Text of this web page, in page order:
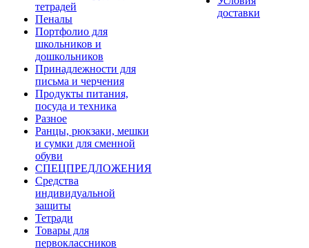
тетрадей
Пеналы
Портфолио для
школьников и
дошкольников
Принадлежности для
письма и черчения
Продукты питания,
посуда и техника
Разное
Ранцы, рюкзаки, мешки
и сумки для сменной
обуви
СПЕЦПРЕДЛОЖЕНИЯ
Средства
индивидуальной
защиты
Тетради
Товары для
первоклассников
доставки